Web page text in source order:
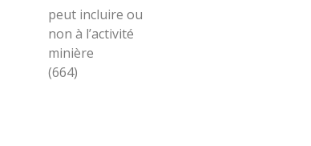
peut incluire ou
non à l’activité
minière
(664)